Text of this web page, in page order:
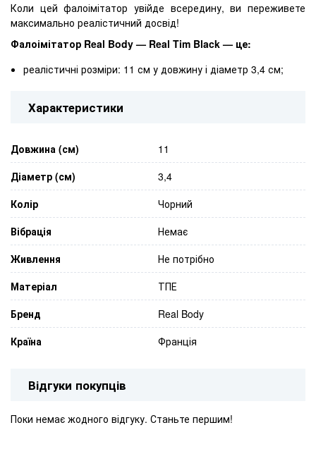
Коли цей фалоімітатор увійде всередину, ви переживете
максимально реалістичний досвід!
Фалоімітатор Real Body — Real Tim Black — це:
реалістичні розміри: 11 см у довжину і діаметр 3,4 см;
Характеристики
Довжина (см)
11
Діаметр (см)
3,4
Колір
Чорний
Вібрація
Немає
Живлення
Не потрібно
Матеріал
ТПЕ
Бренд
Real Body
Країна
Франція
Відгуки покупців
Поки немає жодного відгуку. Станьте першим!